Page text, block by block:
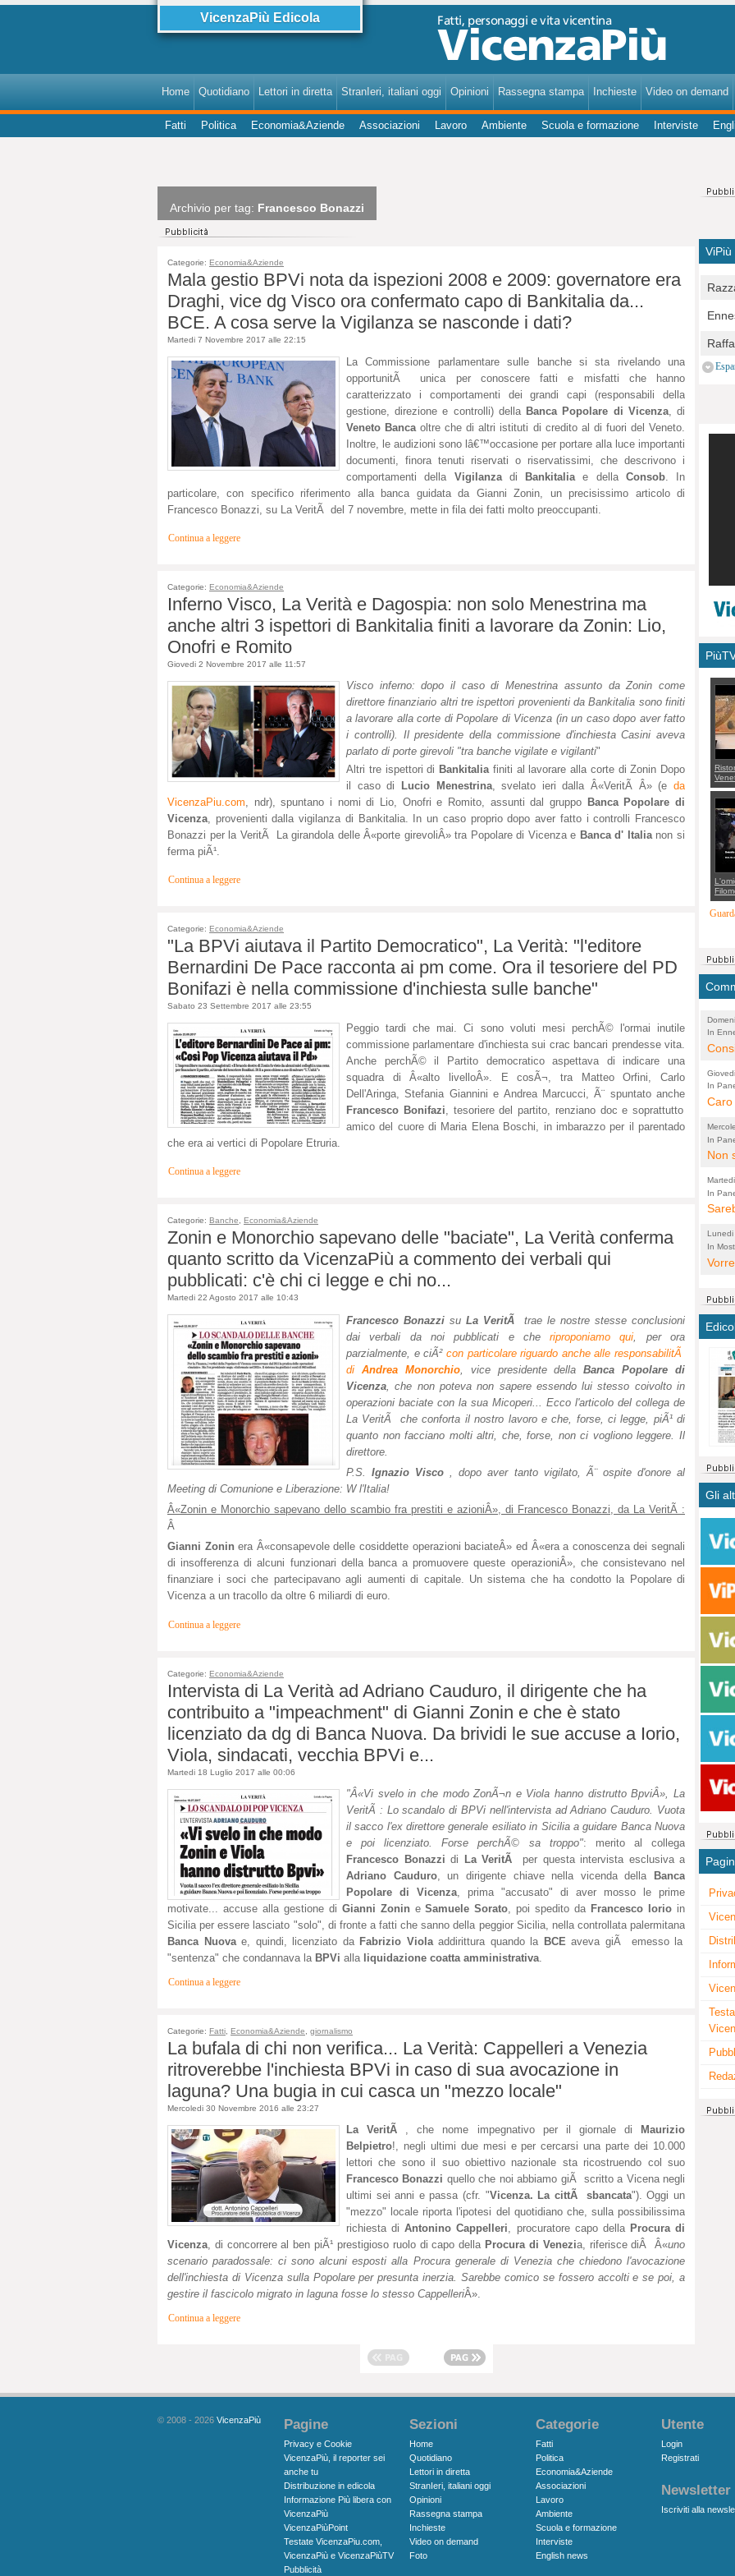
VicenzaPiù Edicola
Home Quotidiano Lettori in diretta StranIeri, italiani oggi Opinioni Rassegna stampa Inchieste Video on demand
Fatti Politica Economia&Aziende Associazioni Lavoro Ambiente Scuola e formazione Interviste
Archivio per tag: Francesco Bonazzi
Categorie: Economia&Aziende
Mala gestio BPVi nota da ispezioni 2008 e 2009: governatore era
Draghi, vice dg Visco ora confermato capo di Bankitalia da...
BCE. A cosa serve la Vigilanza se nasconde i dati?
Martedi 7 Novembre 2017 alle 22:15
La Commissione parlamentare sulle banche si sta rivelando una
opportunitÃ unica per conoscere fatti e misfatti che hanno
caratterizzato i comportamenti dei grandi capi (responsabili della
gestione, direzione e controlli) della Banca Popolare di Vicenza, di
Veneto Bancaoltre che di altri istituti di credito al di fuori del Veneto.
Inoltre, le audizioni sono lâ€™occasione per portare alla luce importanti
documenti, finora tenuti riservati o riservatissimi, che descrivono i
comportamenti della Vigilanzadi Bankitaliae della Consob. In
particolare, con specifico riferimento alla banca guidata da Gianni Zonin, un precisissimo articolo di
Francesco Bonazzi, su La VeritÃ del 7 novembre, mette in fila dei fatti molto preoccupanti.
Continua a leggere
Categorie: Economia&Aziende
Inferno Visco, La Verità e Dagospia: non solo Menestrina ma
anche altri 3 ispettori di Bankitalia finiti a lavorare da Zonin: Lio,
Onofri e Romito
Giovedi 2 Novembre 2017 alle 11:57
Visco inferno: dopo il caso di Menestrina assunto da Zonin come
direttore finanziario altri tre ispettori provenienti da Bankitalia sono finiti
a lavorare alla corte di Popolare di Vicenza (in un caso dopo aver fatto
i controlli). Il presidente della commissione d'inchiesta Casini aveva
parlato di porte girevoli "tra banche vigilate e vigilanti"
Altri tre ispettori di Bankitalia finiti al lavorare alla corte di Zonin Dopo
il caso di
Lucio Menestrina, svelato ieri dalla Â«VeritÃ Â» (eda
VicenzaPiu.com , ndr), spuntano i nomi di Lio, Onofri e Romito, assunti dal gruppo Banca Popolare di
Vicenza , provenienti dalla vigilanza di Bankitalia. In un caso proprio dopo aver fatto i controlli Francesco
Bonazzi per la VeritÃ La girandola delle Â«porte girevoliÂ» tra Popolare di Vicenza e Banca d' Italianon si
ferma piÃ¹.
Continua a leggere
Categorie: Economia&Aziende
"La BPVi aiutava il Partito Democratico", La Verità: "l'editore
Bernardini De Pace racconta ai pm come. Ora il tesoriere del PD
Bonifazi è nella commissione d'inchiesta sulle banche"
Sabato 23 Settembre 2017 alle 23:55
Peggio tardi che mai. Ci sono voluti mesi perchÃ© l'ormai inutile
commissione parlamentare d'inchiesta sui crac bancari prendesse vita.
Anche perchÃ© il Partito democratico aspettava di indicare una
squadra di Â«alto livelloÂ». E cosÃ¬, tra Matteo Orfini, Carlo
Dell'Aringa, Stefania Giannini e Andrea Marcucci, Ã¨ spuntato anche
Francesco Bonifazi, tesoriere del partito, renziano doc e soprattutto
amico del cuore di Maria Elena Boschi, in imbarazzo per il parentado
che era ai vertici di Popolare Etruria.
Continua a leggere
Categorie: Banche, Economia&Aziende
Zonin e Monorchio sapevano delle "baciate", La Verità conferma
quanto scritto da VicenzaPiù a commento dei verbali qui
pubblicati: c'è chi ci legge e chi no...
Martedi 22 Agosto 2017 alle 10:43
Francesco Bonazzi su La VeritÃ trae le nostre stesse conclusioni
dai verbali da noi pubblicati e cheriproponiamo qui , per ora
parzialmente, e ciÃ² con particolare riguardo anche alle responsabilitÃ
di Andrea Monorchio, vice presidente dellaBanca Popolare di
Vicenza , che non poteva non sapere essendo lui stesso coivolto in
operazioni baciate con la sua Micoperi... Ecco l'articolo del collega de
La VeritÃ che conforta il nostro lavoro e che, forse, ci legge, piÃ¹ di
quanto non facciano molti altri, che, forse, non ci vogliono leggere. Il
direttore.
P.S.Ignazio Visco , dopo aver tanto vigilato, Ã¨ ospite d'onore al
Meeting di Comunione e Liberazione: W l'Italia!
Â«Zonin e Monorchio sapevano dello scambio fra prestiti e azioniÂ», di Francesco Bonazzi, da La VeritÃ :
Â
Gianni Zoninera Â«consapevole delle cosiddette operazioni baciateÂ» ed Â«era a conoscenza dei segnali
di insofferenza di alcuni funzionari della banca a promuovere queste operazioniÂ», che consistevano nel
finanziare i soci che partecipavano agli aumenti di capitale. Un sistema che ha condotto la Popolare di
Vicenza a un tracollo da oltre 6 miliardi di euro.
Continua a leggere
Categorie: Economia&Aziende
Intervista di La Verità ad Adriano Cauduro, il dirigente che ha
contribuito a "impeachment" di Gianni Zonin e che è stato
licenziato da dg di Banca Nuova. Da brividi le sue accuse a Iorio,
Viola, sindacati, vecchia BPVi e...
Martedi 18 Luglio 2017 alle 00:06
"Â«Vi svelo in che modo ZonÃ¬n e Viola hanno distrutto BpviÂ», La
VeritÃ : Lo scandalo di BPVi nell'intervista ad Adriano Cauduro. Vuota
il sacco l'ex direttore generale esiliato in Sicilia a guidare Banca Nuova
e poi licenziato. Forse perchÃ© sa troppo": merito al collega
Francesco Bonazzi di La VeritÃ
per questa intervista esclusiva a
Adriano Cauduro, un dirigente chiave nella vicenda della Banca
Popolare di Vicenza , prima "accusato" di aver mosso le prime
motivate... accuse alla gestione di Gianni Zonin eSamuele Sorato , poi spedito da Francesco Iorio in
Sicilia per essere lasciato "solo", di fronte a fatti che sanno della peggior Sicilia, nella controllata palermitana
Banca Nuovae, quindi, licenziato da Fabrizio Violaaddirittura quando la BCE aveva giÃ emesso la
"sentenza" che condannava la BPVi alla liquidazione coatta amministrativa
Continua a leggere
Categorie: Fatti Economia&Aziende giornalismo
La bufala di chi non verifica... La Verità: Cappelleri a Venezia
ritroverebbe l'inchiesta BPVi in caso di sua avocazione in
laguna? Una bugia in cui casca un "mezzo locale"
Mercoledi 30 Novembre 2016 alle 23:27
La VeritÃ , che nome impegnativo per il giornale di Maurizio
Belpietro!, negli ultimi due mesi e per cercarsi una parte dei 10.000
lettori che sono il suo obiettivo nazionale sta ricostruendo col suo
Francesco Bonazzi quello che noi abbiamo giÃ scritto a Vicena negli
ultimi sei anni e passa (cfr. "Vicenza. La cittÃ sbancata"). Oggi un
"mezzo" locale riporta l'ipotesi del quotidiano che, sulla possibilissima
richiesta diAntonino Cappelleri , procuratore capo della Procura di
Vicenza , di concorrere al ben piÃ¹ prestigioso ruolo di capo della Procura di Venezia, riferisce diÂ Â«uno
scenario paradossale: ci sono alcuni esposti alla Procura generale di Venezia che chiedono l'avocazione
dell'inchiesta di Vicenza sulla Popolare per presunta inerzia. Sarebbe comico se fossero accolti e se poi, a
gestire il fascicolo migrato in laguna fosse lo stesso CappelleriÂ».
Continua a leggere
ViPiù
per
E
con
In
per
che
qui
PER
In
Caro
sono
(non
dal
Ora
la
ma
pace
fatto
In
Non
la
a
dei
In
città,
In
di
e
alta
Gli
© 2008 - 2026 VicenzaPiù Pagine
Privacy e Cookie
VicenzaPiù, il reporter sei
anche tu
Distribuzione in edicola
Informazione Più libera con
VicenzaPiù
VicenzaPiùPoint
Testate VicenzaPiu.com,
VicenzaPiù e VicenzaPiùTV
Pubblicità
Sezioni
Home
Quotidiano
Lettori in diretta
StranIeri, italiani oggi
Opinioni
Rassegna stampa
Inchieste
Video on demand
Foto
Categorie
Fatti
Politica
Economia&Aziende
Associazioni
Lavoro
Ambiente
Scuola e formazione
Interviste
English news
Utente
Login
Registrati
Newsletter
Iscriviti alla